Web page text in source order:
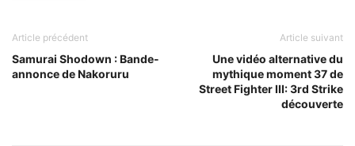
Article précédent
Samurai Shodown : Bande-
annonce de Nakoruru
Article suivant
Une vidéo alternative du
mythique moment 37 de
Street Fighter III: 3rd Strike
découverte